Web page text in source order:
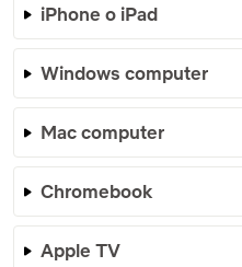
iPhone o iPad
Windows computer
Mac computer
Chromebook
Apple TV